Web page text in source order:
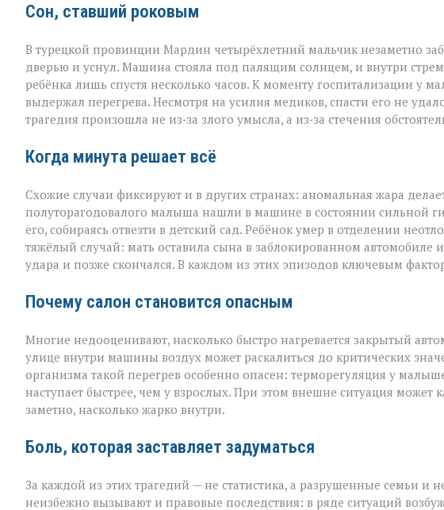
Сон, ставший роковым
В турецкой провинции Мардин четырёхлетний мальчик незаметно
дверью и уснул. Машина стояла под палящим солнцем, и внутри
ребёнка лишь спустя несколько часов. К моменту госпитализации у
выдержал перегрева. Несмотря на усилия медиков, спасти его не
трагедия произошла не из‑за злого умысла, а из‑за стечения
Когда минута решает всё
Схожие случаи фиксируют и в других странах: аномальная жара
полуторагодовалого малыша нашли в машине в состоянии сильной
его, собираясь отвезти в детский сад. Ребёнок умер в отделении
тяжёлый случай: мать оставила сына в заблокированном автомобиле
удара и позже скончался. В каждом из этих эпизодов ключевым
Почему салон становится опасным
Многие недооценивают, насколько быстро нагревается закрытый
улице внутри машины воздух может раскалиться до критических
организма такой перегрев особенно опасен: терморегуляция у
наступает быстрее, чем у взрослых. При этом внешне ситуация может
заметно, насколько жарко внутри.
Боль, которая заставляет задуматься
За каждой из этих трагедий — не статистика, а разрушенные семьи и
неизбежно вызывают и правовые последствия: в ряде ситуаций